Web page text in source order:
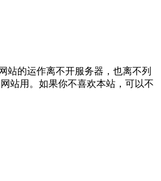
站的运作离不开服务器，也离不列
站用。如果你不喜欢本站，可以不